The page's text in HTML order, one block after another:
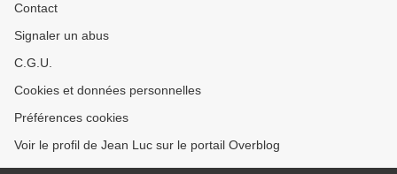
Contact
Signaler un abus
C.G.U.
Cookies et données personnelles
Préférences cookies
Voir le profil de Jean Luc sur le portail Overblog